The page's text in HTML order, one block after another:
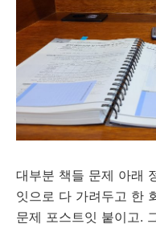
대부분 책들 문제 아래
잇으로 다 가려두고 한
문제 포스트잇 붙이고.